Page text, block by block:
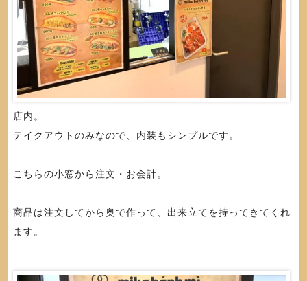
店内。
テイクアウトのみなので、内装もシンプルです。
こちらの小窓から注文・お会計。
商品は注文してから奥で作って、出来立てを持ってきてくれ
ます。